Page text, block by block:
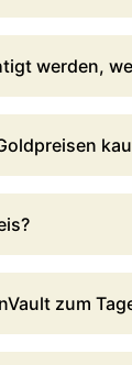
werden,
zum